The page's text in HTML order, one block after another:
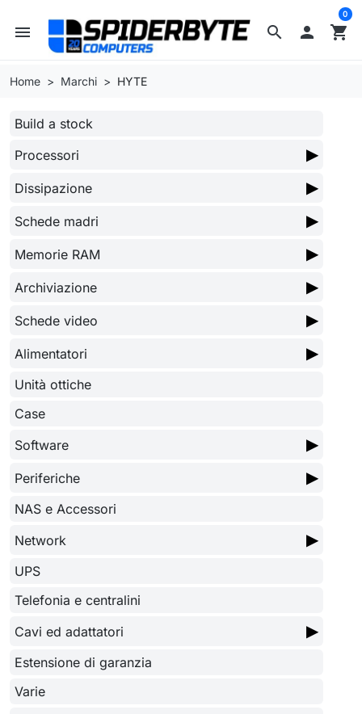
search
menu  shopping_cart
0
Home Marchi HYTE
Build a stock
Processori
▶
Dissipazione ▶
Schede madri ▶
Memorie RAM ▶
Archiviazione ▶
Schede video ▶
Alimentatori ▶
Unità ottiche
Case
Software
▶
Periferiche ▶
NAS e Accessori
Network
▶
UPS
Telefonia e centralini
Cavi ed adattatori
▶
Estensione di garanzia
Varie